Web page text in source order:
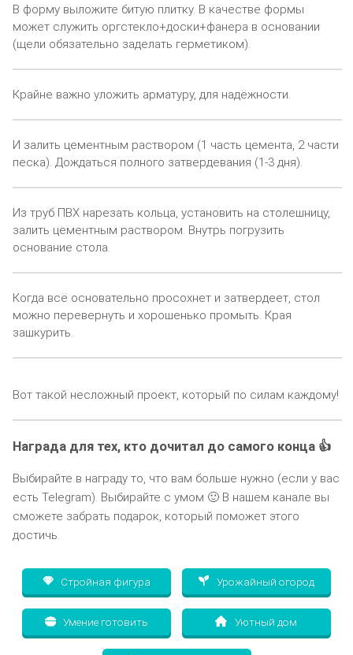
В форму выложите битую плитку. В качестве формы
может служить оргстекло+доски+фанера в основании
(щели обязательно заделать герметиком).
Крайне важно уложить арматуру, для надёжности.
И залить цементным раствором (1 часть цемента, 2 части
песка). Дождаться полного затвердевания (1-3 дня).
Из труб ПВХ нарезать кольца, установить на столешницу,
залить цементным раствором. Внутрь погрузить
основание стола.
Когда всё основательно просохнет и затвердеет, стол
можно перевернуть и хорошенько промыть. Края
зашкурить.
Вот такой несложный проект, который по силам каждому!
Награда для тех, кто дочитал до самого конца 👍
Выбирайте в награду то, что вам больше нужно (если у вас
есть Telegram). Выбирайте с умом 🙂 В нашем канале вы
сможете забрать подарок, который поможет этого
достичь.
Стройная фигура Урожайный огород
Умение готовить Уютный дом